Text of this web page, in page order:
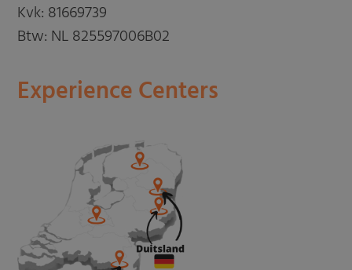
Kvk: 81669739
Btw: NL 825597006B02
Experience Centers